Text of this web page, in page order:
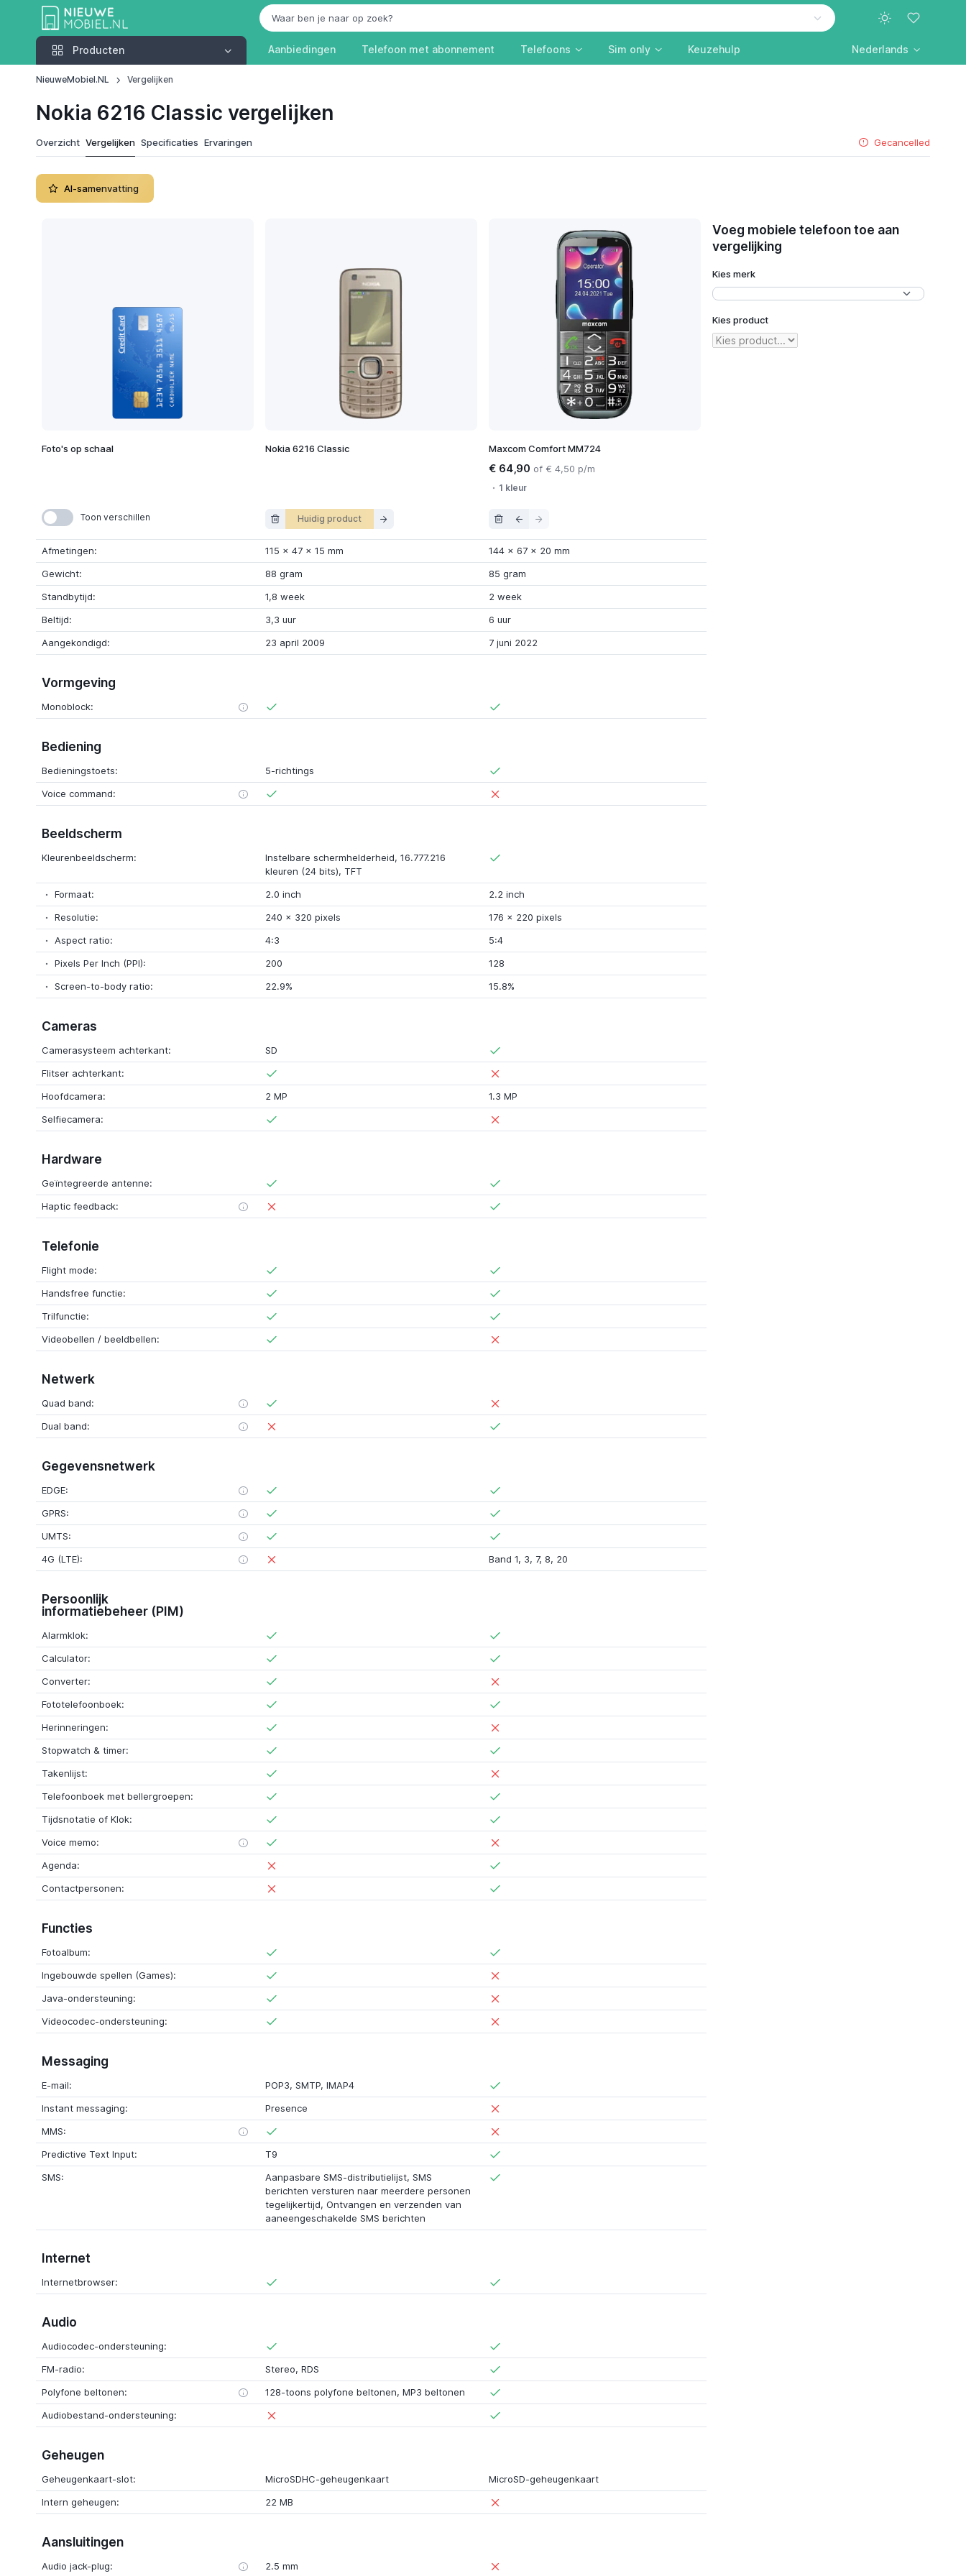
Producten
Producten Aanbiedingen Telefoon met abonnement Telefoons Sim only Keuzehulp Nederlands
NieuweMobiel.NL Vergelijken
Nokia 6216 Classic vergelijken
Overzicht Vergelijken Specificaties Ervaringen Gecancelled
AI-samenvatting
Foto's op schaal Nokia 6216 Classic Maxcom Comfort MM724
€ 64,90 of € 4,50 p/m
1 kleur
Voeg mobiele telefoon toe aan
vergelijking
Kies merk
Kies product
Toon verschillen Huidig product
Afmetingen: 115 x 47x 15 mm 144x 67x 20 mm
Gewicht:
88 gram
85 gram
Standbytijd:
1,8 week
2 week
Beltijd:
3,3 uur
6 uur
Aangekondigd:
23 april 2009 7 juni 2022
Vormgeving
Monoblock:
Bediening
Bedieningstoets:
5-richtings
Voice command:
Beeldscherm
Kleurenbeeldscherm: Instelbare schermhelderheid, 16.777.216
kleuren (24 bits), TFT
Formaat:
2.0 inch
2.2 inch
Resolutie:
240 x 320 pixels 176 x 220 pixels
Aspect ratio:
4:3
5:4
Pixels Per Inch (PPI):
200
128
Screen-to-body ratio:
22.9% 15.8%
Cameras
Camerasysteem achterkant:
SD
Flitser achterkant:
Hoofdcamera:
2 MP
1.3 MP
Selfiecamera:
Hardware
Geïntegreerde antenne:
Haptic feedback:
Telefonie
Flight mode:
Handsfree functie:
Trilfunctie:
Videobellen / beeldbellen:
Netwerk
Quad band:
Dual band:
Gegevensnetwerk
EDGE:
GPRS:
UMTS:
4G (LTE):
Band 1, 3, 7, 8, 20
Persoonlijk
informatiebeheer (PIM)
Alarmklok:
Calculator:
Converter:
Fototelefoonboek:
Herinneringen:
Stopwatch & timer:
Takenlijst:
Telefoonboek met bellergroepen:
Tijdsnotatie of Klok:
Voice memo:
Agenda:
Contactpersonen:
Functies
Fotoalbum:
Ingebouwde spellen (Games):
Java-ondersteuning:
Videocodec-ondersteuning:
Messaging
E-mail: POP3, SMTP, IMAP4
Instant messaging:
Presence
MMS:
Predictive Text Input:
T9
SMS:
Aanpasbare SMS-distributielijst, SMS
berichten versturen naar meerdere personen
tegelijkertijd, Ontvangen en verzenden van
aaneengeschakelde SMS berichten
Internet
Internetbrowser:
Audio
Audiocodec-ondersteuning:
FM-radio:
Stereo, RDS
Polyfone beltonen:
128-toons polyfone beltonen, MP3 beltonen
Audiobestand-ondersteuning:
Geheugen
Geheugenkaart-slot: MicroSDHC-geheugenkaart
MicroSD-geheugenkaart
Intern geheugen:
22 MB
Aansluitingen
Audio jack-plug: 2.5 mm